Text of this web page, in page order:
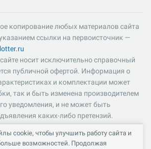
копирование любых материалов сайта
ссылки на первоисточник —
носит исключительно справочный
публичной офертой. Информация о
и комплектации может
так и быть изменена производителем
уведомления, и не может быть
каких-либо претензий.
существенные для вас характеристики
товаров. Все цены указаны в
cookie, чтобы улучшить работу сайта и
возможностей. Продолжая